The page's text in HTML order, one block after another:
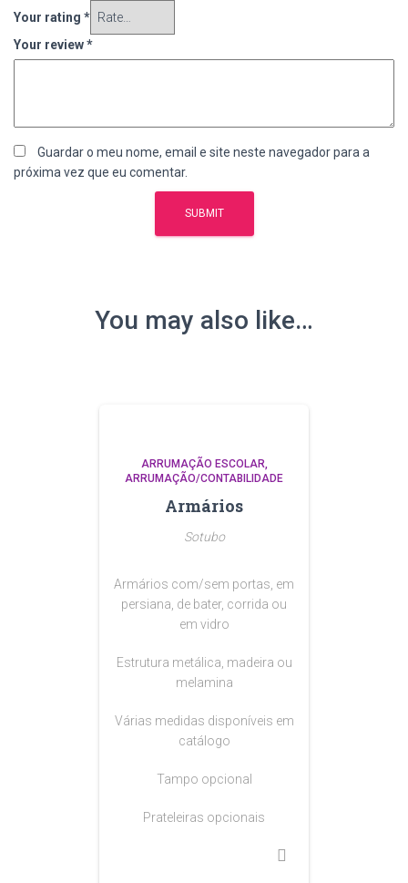
Your rating *
Your review*
Guardar o meu nome, email e site neste navegador para a
próxima vez que eu comentar.
You may also like…
ARRUMAÇÃO ESCOLAR
ARRUMAÇÃO/CONTABILIDADE
Armários
Sotubo
Armários com/sem portas, em
persiana, de bater, corrida ou
em vidro
Estrutura metálica, madeira ou
melamina
Várias medidas disponíveis em
catálogo
Tampo opcional
Prateleiras opcionais